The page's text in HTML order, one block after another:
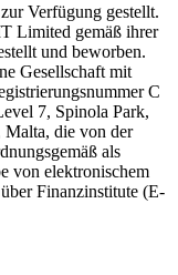
Verfügung gestellt.
Limited gemäß ihrer
und beworben.
Gesellschaft mit
C
7, Spinola Park,
die von der
als
von elektronischem
Finanzinstitute (E-